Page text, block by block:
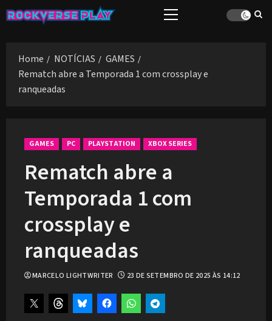
Skip
to
Primary
Home
NOTÍCIAS
GAMES
Rematch abre a Temporada 1 com crossplay e
ranqueadas
GAMES PC PLAYSTATION XBOX SERIES
Rematch abre a
Temporada 1 com
crossplay e
ranqueadas
MARCELO LIGHTWRITER 23 DE SETEMBRO DE 2025 ÀS 14:12